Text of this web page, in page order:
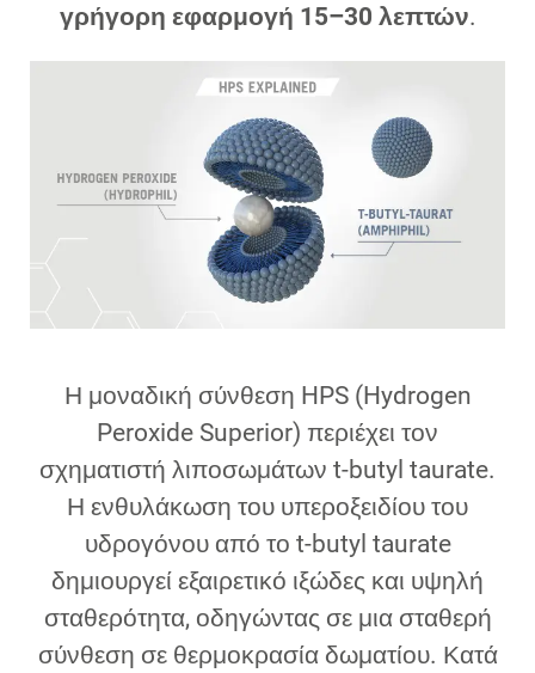
γρήγορη εφαρμογή 15–30 λεπτών.
Η μοναδική σύνθεση HPS (Hydrogen
Peroxide Superior) περιέχει τον
σχηματιστή λιποσωμάτων t-butyl taurate.
Η ενθυλάκωση του υπεροξειδίου του
υδρογόνου από το t-butyl taurate
δημιουργεί εξαιρετικό ιξώδες και υψηλή
σταθερότητα, οδηγώντας σε μια σταθερή
σύνθεση σε θερμοκρασία δωματίου. Κατά